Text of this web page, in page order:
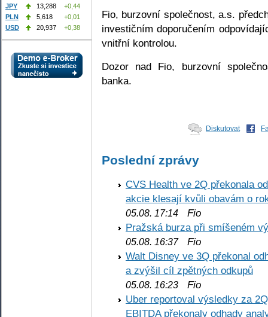
Fio, burzovní společnost, a.s.
investičním doporučením
vnitřní kontrolou.
Dozor nad Fio, burzovní
banka.
Diskutovat
Poslední zprávy
CVS Health ve 2Q překonala
akcie klesají kvůli obavám o
05.08. 17:14 Fio
Pražská burza při smíšeném
05.08. 16:37Fio
Walt Disney ve 3Q překonal
a zvýšil cíl zpětných odkupů
05.08. 16:23 Fio
Uber reportoval výsledky za
EBITDA překonaly odhady
JPY
13,288
+0,44
PLN
5,618
+0,01
USD
20,937 +0,38